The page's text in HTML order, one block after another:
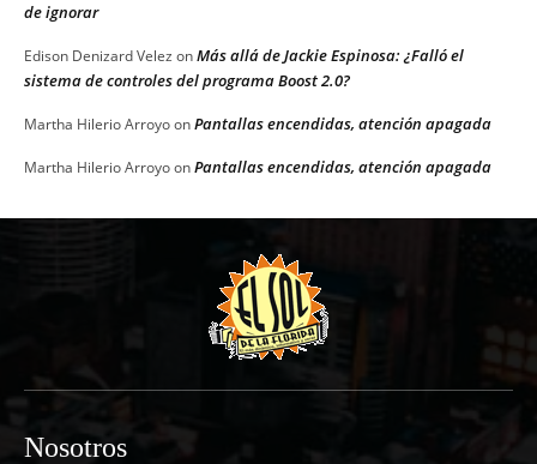
de ignorar
Edison Denizard Velez onMás allá de Jackie Espinosa: ¿Falló el
sistema de controles del programa Boost 2.0?
Martha Hilerio ArroyoonPantallas encendidas, atención apagada
Martha Hilerio ArroyoonPantallas encendidas, atención apagada
Nosotros